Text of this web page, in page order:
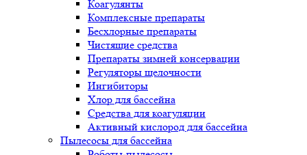
Коагулянты
Комплексные препараты
Бесхлорные препараты
Чистящие средства
Препараты зимней консервации
Регуляторы щелочности
Ингибиторы
Хлор для бассейна
Средства для коагуляции
Активный кислород для бассейна
Пылесосы для бассейна